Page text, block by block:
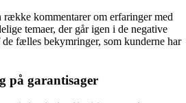
række kommentarer om erfaringer med
temaer, der går igen i de negative
fælles bekymringer, som kunderne har
på garantisager